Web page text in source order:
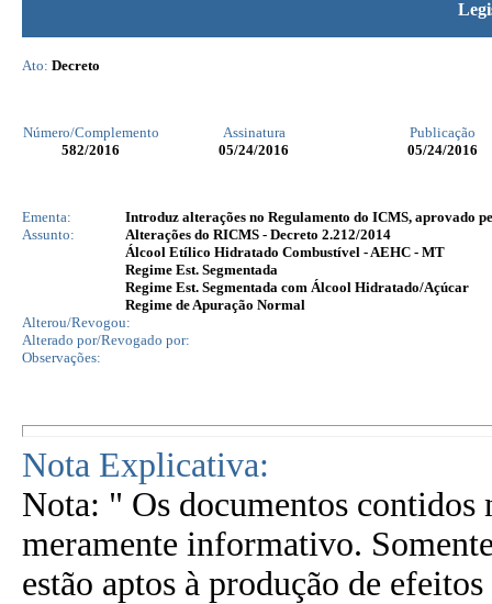
Ato: Decreto
Número/Complemento Assinatura
Publicação
582/2016 05/24/2016 05/24/2016
Ementa:
Introduz alterações no Regulamento do ICMS, aprovado
Assunto:
Alterações do RICMS - Decreto 2.212/2014
Álcool Etílico Hidratado Combustível - AEHC - MT
Regime Est. Segmentada
Regime Est. Segmentada com Álcool Hidratado/Açúcar
Regime de Apuração Normal
Alterou/Revogou:
Alterado por/Revogado por:
Observações:
Nota Explicativa:
Nota: " Os documentos contidos
meramente informativo.
estão aptos à produção de